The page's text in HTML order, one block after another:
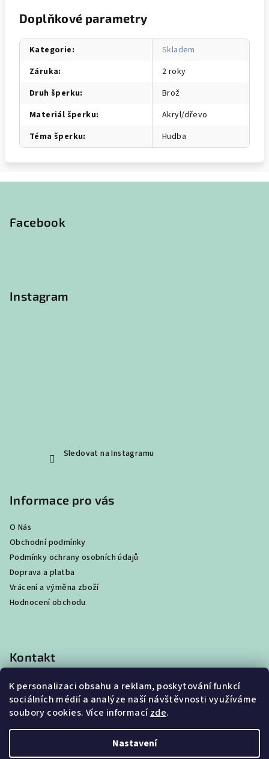
K personalizaci obsahu a reklam, poskytování funkcí
sociálních médií a analýze naší návštěvnosti využíváme
soubory cookies. Více informacízde.
Nastavení
Doplňkové parametry
Kategorie:
Skladem
Záruka:
2 roky
Druh šperku:
Brož
Materiál šperku:
Akryl/dřevo
Téma šperku: Hudba
Facebook
Instagram
Sledovat na Instagramu
Informace pro vás
O Nás
Obchodní podmínky
Podmínky ochrany osobních údajů
Doprava a platba
Vrácení a výměna zboží
Hodnocení obchodu
Kontakt
shop@best4beast.com
+420 734 673 849